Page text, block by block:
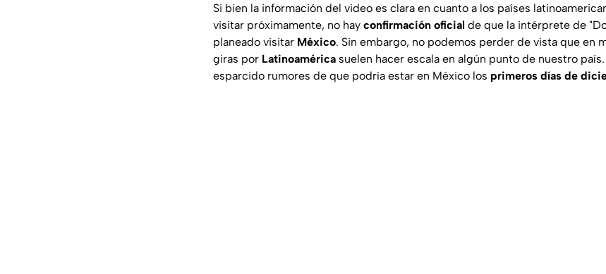
Si bien la información del video es clara en cuanto a los países
visitar próximamente, no hay confirmación oficial de que la intérprete de
planeado visitar México. Sin embargo, no podemos perder de vista que en
giras por Latinoamérica suelen hacer escala en algún punto de nuestro
esparcido rumores de que podría estar en México los primeros días de